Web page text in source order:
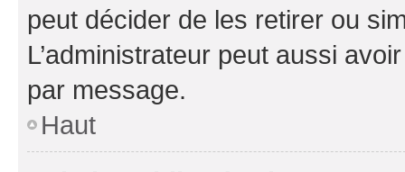
peut décider de les retirer ou
L’administrateur peut aussi
par message.
Haut